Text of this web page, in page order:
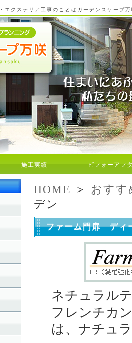
クステリア工事のことはガーデンスケープ
施工実績 ビフォーアフ
HOME ＞ おすす
デン
ファーム門扉 ディ
ネチュラル
フレンチカ
は、ナチュ